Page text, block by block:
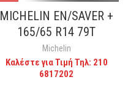
MICHELIN EN/SAVER +
165/65 R14 79T
Michelin
Καλέστε για Τιμή Τηλ: 210
6817202